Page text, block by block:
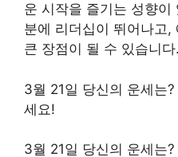
운 시작을 즐기는 성향이
분에 리더십이 뛰어나고
큰 장점이 될 수 있습니다.
3월 21일 당신의 운세는
세요!
3월 21일 당신의 운세는